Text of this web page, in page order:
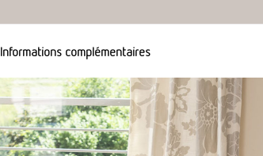
Informations complémentaires